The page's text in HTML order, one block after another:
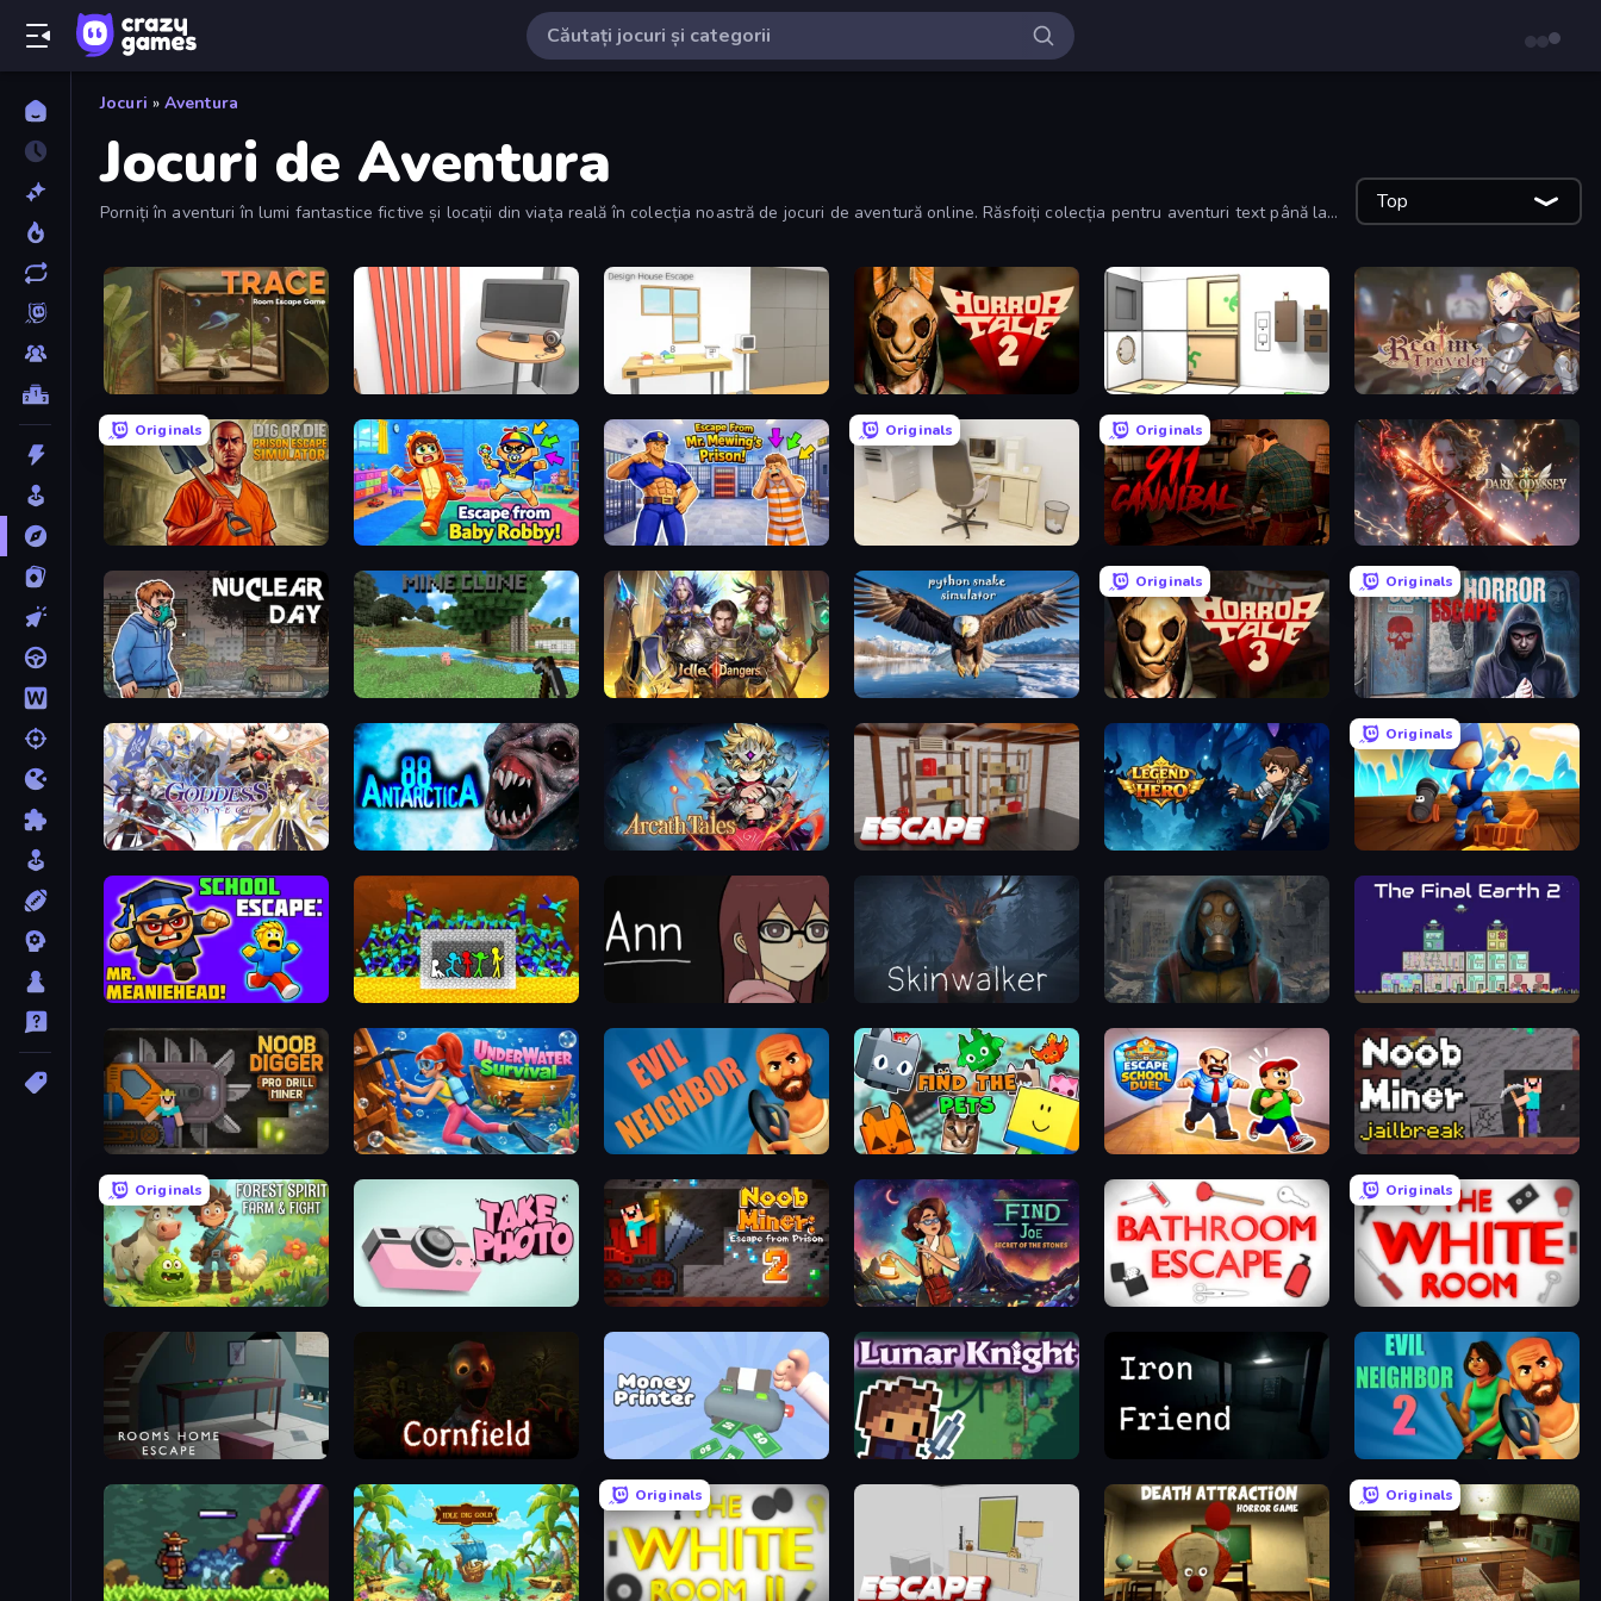
Jocuri » Aventura
Jocuri de Aventura
Porniți în aventuri în lumi fantastice fictive și locații din viața reală în colecția noastră de jocuri de aventură online. Răsfoiți colecția pentru aventuri text până la
Top
TRACE Computer Office Escape Design House Escape Horror Tale 2: Samantha Puzzle Room Escape Realm Traveler
Originals
Dig or Die: Prison Escape Simulator Escape From Baby Robby! Escape From Mr.Meawing's Prison!
Originals
House Escape: Office
Originals
911: Cannibal Dark Odyssey
Nuclear Day Mine Clone Idle Dangers Python Snake Simulator
Originals
Horror Tale 3: The Witch
Originals
Scary Horror Escape Room
Goddess Connect Antarctica 88 Arcath Tales Kitchen Escape Legend of Hero
Originals
Captains Idle
Stick Fighter vs Zombies Skinwalker Heroes of the Wasteland The Final Earth 2
Noob Digger: Pro Drill Miner Underwater Survival Evil Neighbor Find The Pets Escape School Duel Noob Miner: Escape From Prison
Originals
Forest Spirit: Farm & Fight Take Photo Noob Miner 2: Escape From Prison Find Joe: Secret of The Stones Bathroom Escape
Originals
The White Room
Rooms Home Escape Cornfield Money Printer Lunar Knight Evil Neighbor 2
Originals Originals